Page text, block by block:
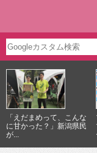
「えだまめって、こんな
に甘かった？」新潟県民
が...